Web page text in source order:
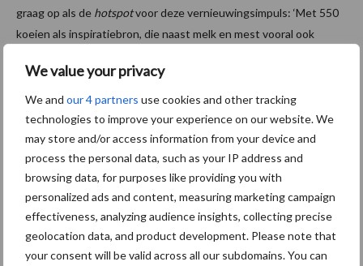
We value your privacy
We and our 4 partners use cookies and other tracking
technologies to improve your experience on our website. We
may store and/or access information from your device and
process the personal data, such as your IP address and
browsing data, for purposes like providing you with
personalized ads and content, measuring marketing campaign
effectiveness, analyzing audience insights, collecting precise
geolocation data, and product development. Please note that
your consent will be valid across all our subdomains. You can
graag op als de hotspotvoor deze vernieuwingsimpuls: ‘Met 550
koeien als inspiratiebron, die naast melk en mest vooral ook
Aanbevolen voor jou!
Grondstoffenmarkt blijft
grillig: droogte en
geopolitiek houden handel
in de greep